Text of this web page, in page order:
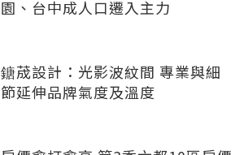
園、台中成人口遷入主力
鎕荿設計：光影波紋間 專業與細
節延伸品牌氣度及溫度